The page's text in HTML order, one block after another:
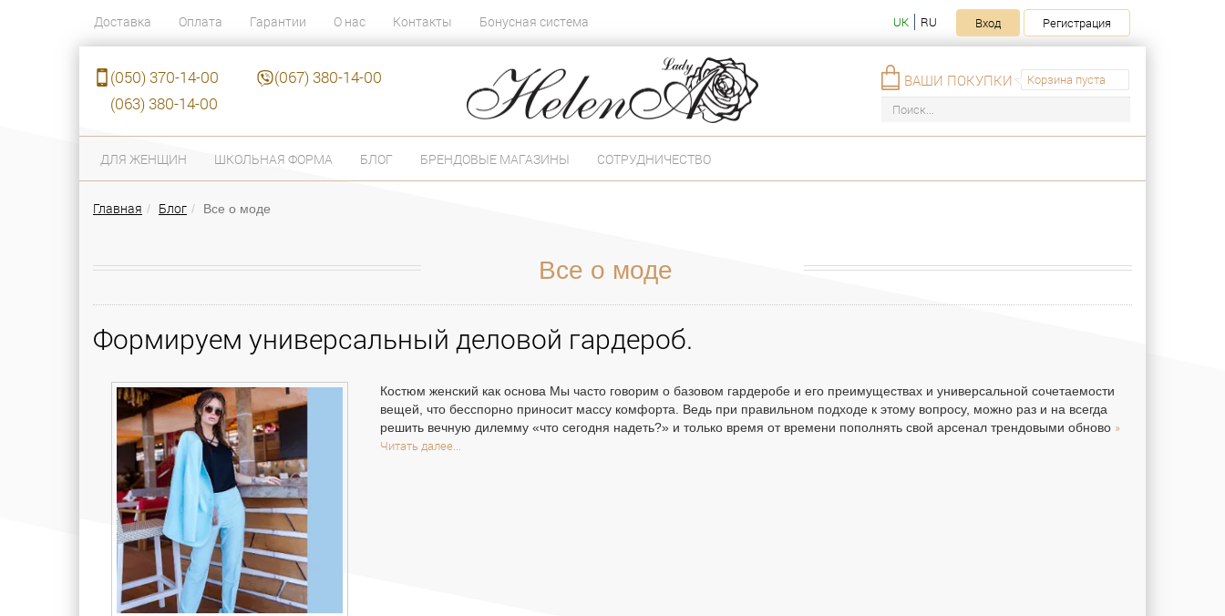
Доставка Оплата Гарантии О нас Контакты Бонусная система UK RU Вход Регистрация
(050) 370-14-00
(067) 380-14-00
(063) 380-14-00
Корзина пуста
ВАШИ ПОКУПКИ
ДЛЯ ЖЕНЩИН ШКОЛЬНАЯ ФОРМА БЛОГ БРЕНДОВЫЕ МАГАЗИНЫ СОТРУДНИЧЕСТВО
Главная Блог Все о моде
Все о моде
Формируем универсальный деловой гардероб.
Костюм женский как основа Мы часто говорим о базовом гардеробе и его преимуществах и универсальной сочетаемости
вещей, что бесспорно приносит массу комфорта. Ведь при правильном подходе к этому вопросу, можно раз и на всегда
решить вечную дилемму «что сегодня надеть?» и только время от времени пополнять свой арсенал трендовыми обново »
Читать далее...